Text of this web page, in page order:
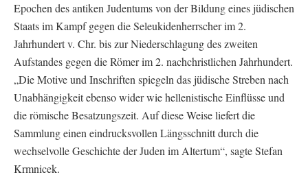
Epochen des antiken Judentums von der Bildung eines jüdischen
Staats im Kampf gegen die Seleukidenherrscher im 2.
Jahrhundert v. Chr. bis zur Niederschlagung des zweiten
Aufstandes gegen die Römer im 2. nachchristlichen Jahrhundert.
„Die Motive und Inschriften spiegeln das jüdische Streben nach
Unabhängigkeit ebenso wider wie hellenistische Einflüsse und
die römische Besatzungszeit. Auf diese Weise liefert die
Sammlung einen eindrucksvollen Längsschnitt durch die
wechselvolle Geschichte der Juden im Altertum“, sagte Stefan
Krmnicek.